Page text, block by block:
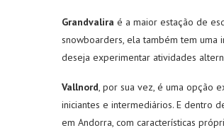
Grandvalira é a maior estação de
snowboarders, ela também tem uma
deseja experimentar atividades
Vallnord, por sua vez, é uma opção
iniciantes e intermediários. E dentro
em Andorra, com características